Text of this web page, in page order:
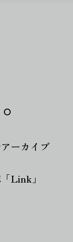
ーカイブ
Link」